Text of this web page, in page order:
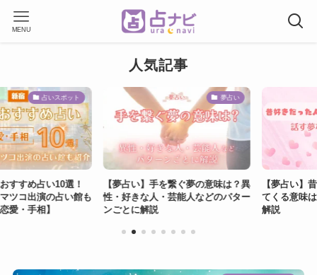
MENU
人気記事
占いスポット
め占い10選！
出演の占い館も
手相】
夢占い
【夢占い】手を繋ぐ夢の意味は？異
性・好きな人・芸能人などのパター
ンごとに解説
【夢占い】昔好
てくる意味は？